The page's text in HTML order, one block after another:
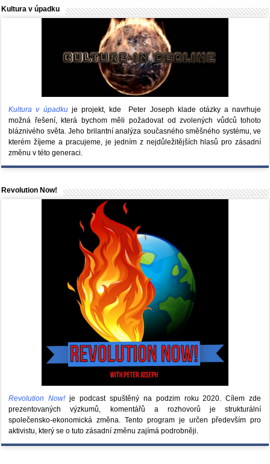
Kultura v úpadku
Kultura v úpadkuje projekt, kde Peter Joseph klade otázky a navrhuje
možná řešení, která bychom měli požadovat od zvolených vůdců tohoto
bláznivého světa. Jeho brilantní analýza současného směšného systému, ve
kterém žíjeme a pracujeme, je jedním z nejdůležitějších hlasů pro zásadní
změnu v této generaci.
Revolution Now!
Revolution Now! je podcast spuštěný na podzim roku 2020.Cílem zde
prezentovaných výzkumů, komentářů a rozhovorů je strukturální
společensko-ekonomická změna. Tento program je určen především pro
aktivistu, který se o tuto zásadní změnu zajímá podrobněji.